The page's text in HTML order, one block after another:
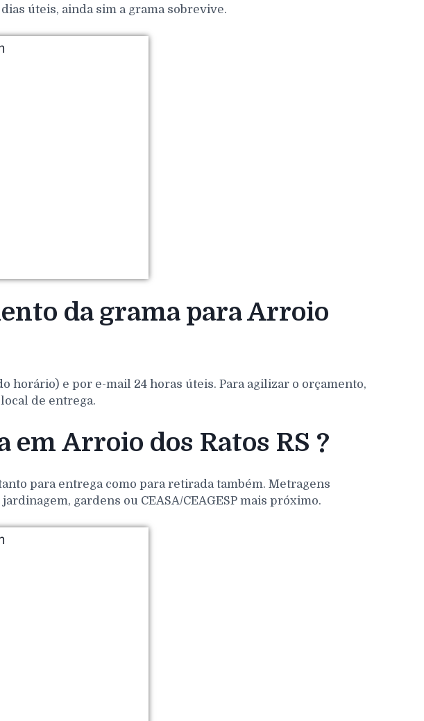
úteis, ainda sim a grama sobrevive.
da grama para Arroio
horário) e por e-mail 24 horas úteis. Para agilizar o orçamento,
de entrega.
Arroio dos Ratos RS ?
para entrega como para retirada também. Metragens
gardens ou CEASA/CEAGESP mais próximo.